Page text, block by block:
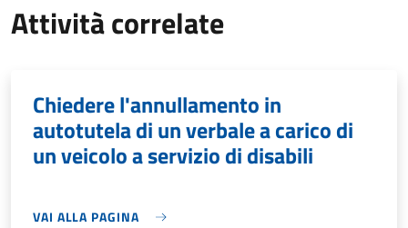
Attività correlate
Chiedere l'annullamento in
autotutela di un verbale a carico di
un veicolo a servizio di disabili
VAI ALLA PAGINA